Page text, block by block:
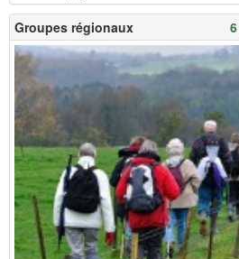
Groupes régionaux 6